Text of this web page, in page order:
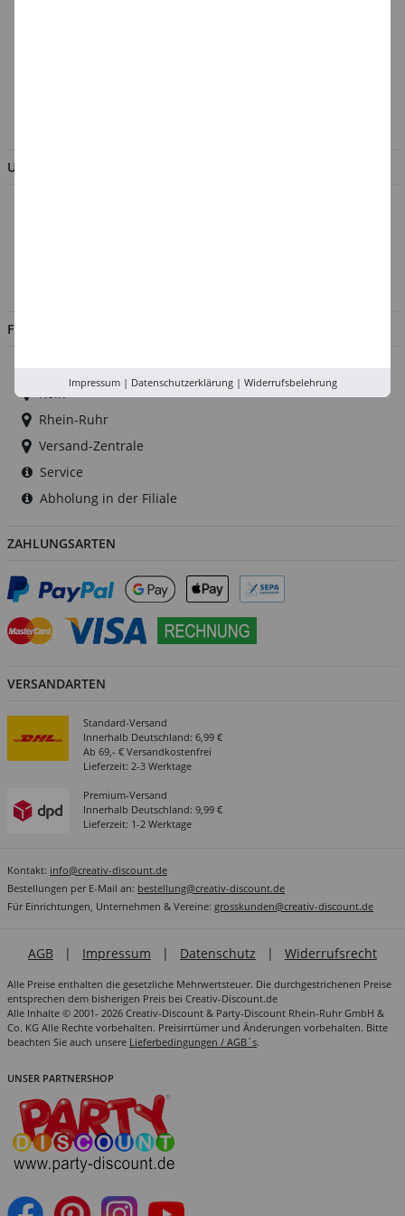
UNTERNEHMEN
FILIALEN
Köln
Rhein-Ruhr
Versand-Zentrale
Service
Abholung in der Filiale
ZAHLUNGSARTEN
VERSANDARTEN
Standard-Versand
Innerhalb Deutschland: 6,99 €
Ab 69,- € Versandkostenfrei
Lieferzeit: 2-3 Werktage
Premium-Versand
Innerhalb Deutschland: 9,99 €
Lieferzeit: 1-2 Werktage
Kontakt: info@creativ-discount.de
Bestellungen per E-Mail an: bestellung@creativ-discount.de
Für Einrichtungen, Unternehmen & Vereine: grosskunden@creativ-discount.de
AGB | Impressum | Datenschutz | Widerrufsrecht
Alle Preise enthalten die gesetzliche Mehrwertsteuer. Die durchgestrichenen Preise
entsprechen dem bisherigen Preis bei Creativ-Discount.de
Alle Inhalte © 2001- 2026 Creativ-Discount & Party-Discount Rhein-Ruhr GmbH &
Co. KG Alle Rechte vorbehalten. Preisirrtümer und Änderungen vorbehalten. Bitte
beachten Sie auch unsere Lieferbedingungen / AGB´s.
UNSER PARTNERSHOP
Impressum| Datenschutzerklärung| Widerrufsbelehrung